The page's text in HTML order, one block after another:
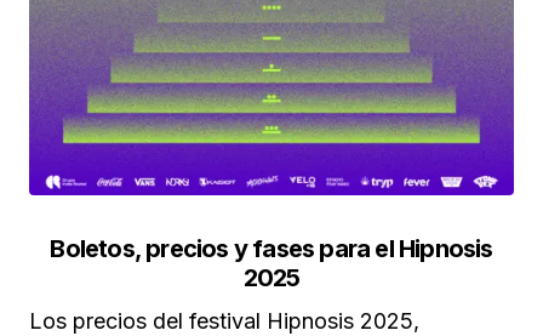
Boletos, precios y fases para el Hipnosis
2025
Los precios del festival Hipnosis 2025,